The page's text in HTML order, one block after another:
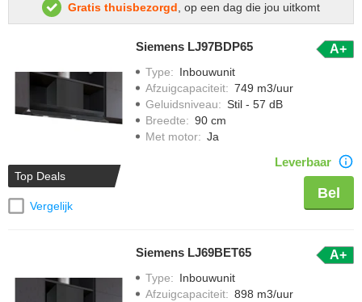
Gratis thuisbezorgd, op een dag die jou uitkomt
Top Deals
Vergelijk
Siemens LJ97BDP65 A+
Type: Inbouwunit
Afzuigcapaciteit: 749 m3/uur
Geluidsniveau: Stil - 57 dB
Breedte: 90 cm
Met motor: Ja
Leverbaar
Bel
Siemens LJ69BET65 A+
Type: Inbouwunit
Afzuigcapaciteit: 898 m3/uur